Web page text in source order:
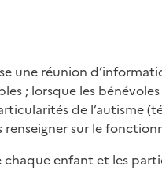
une réunion
; lorsque les
de l’autisme
sur le
enfant et les